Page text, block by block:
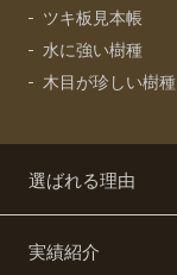
ツキ板見本帳
水に強い樹種
木目が珍しい樹種
選ばれる理由
実績紹介